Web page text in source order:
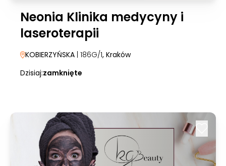
Neonia Klinika medycyny i
laseroterapii
KOBIERZYŃSKA | 186G/1, Kraków
Dzisiaj:zamknięte